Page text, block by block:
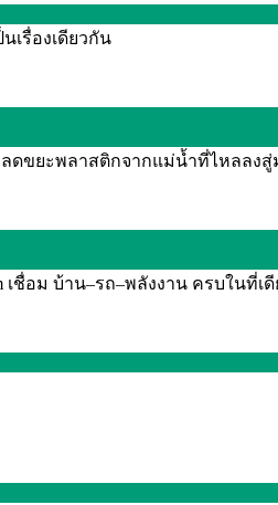
เรื่องเดียวกัน
ขยะพลาสติกจากแม่น้ำที่ไหลลงสู่
เชื่อม บ้าน–รถ–พลังงาน ครบในที่เดี